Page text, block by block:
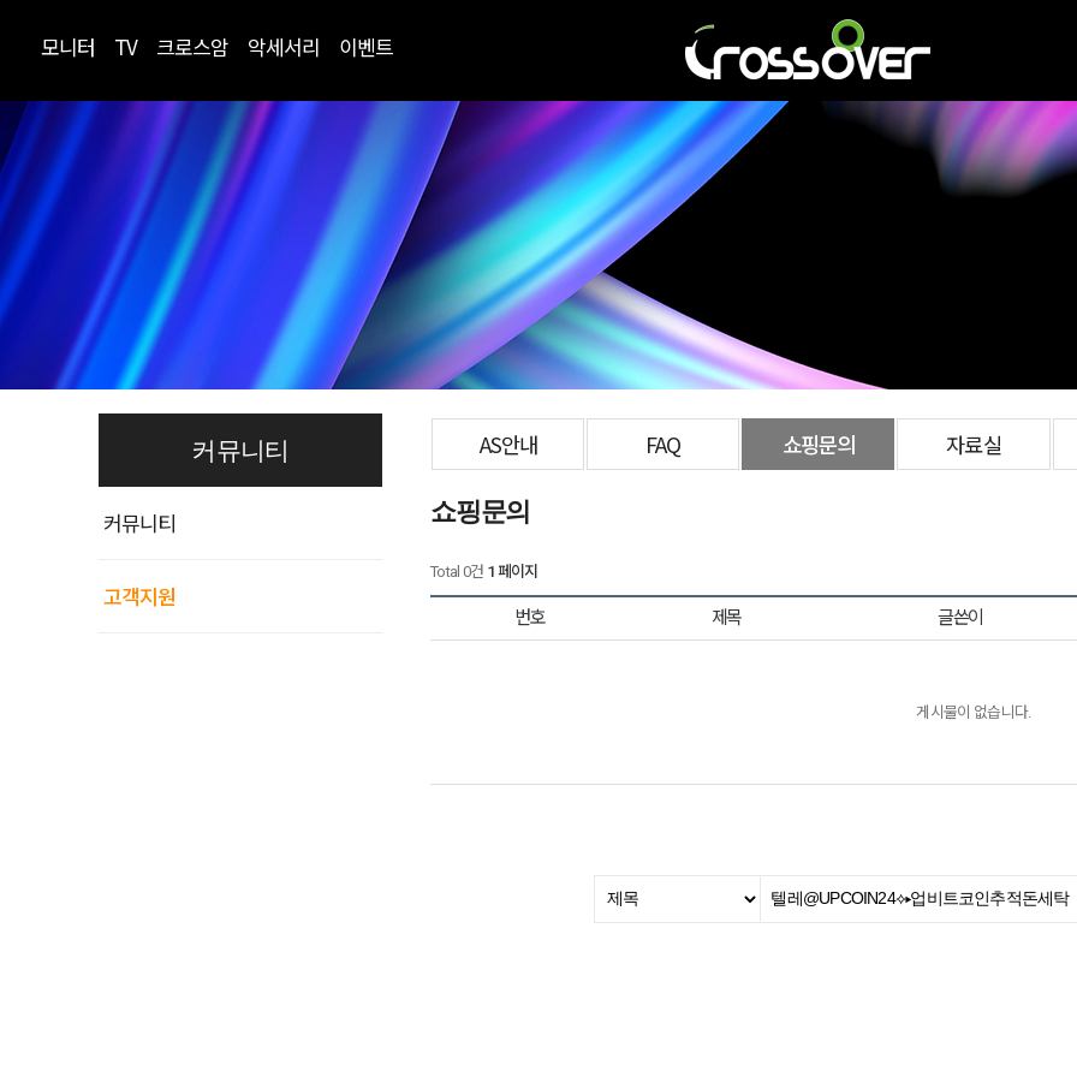
모니터 TV 크로스암 악세서리 이벤트
커뮤니티
커뮤니티
고객지원
AS안내 FAQ 쇼핑문의 자료실
쇼핑문의
Total 0건 1 페이지
번호 제목 글쓴이
게시물이 없습니다.